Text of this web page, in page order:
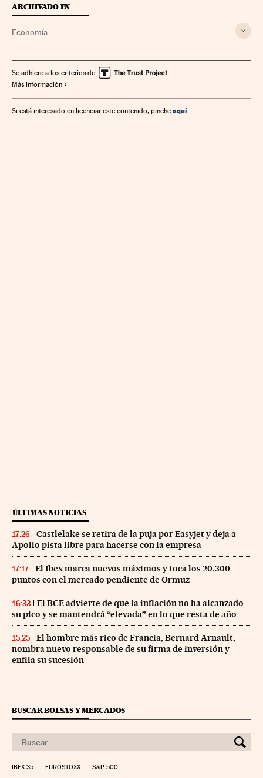
ARCHIVADO EN
Economía
Se adhiere a los criterios de
Más información
Si está interesado en licenciar este contenido, pinche aquí
ÚLTIMAS NOTICIAS
17:26
Castlelake se retira de la puja por Easyjet y deja a
Apollo pista libre para hacerse con la empresa
17:17
El Ibex marca nuevos máximos y toca los 20.300
puntos con el mercado pendiente de Ormuz
16:33
El BCE advierte de que la inflación no ha alcanzado
su pico y se mantendrá “elevada” en lo que resta de año
15:25
El hombre más rico de Francia, Bernard Arnault,
nombra nuevo responsable de su firma de inversión y
enfila su sucesión
BUSCAR BOLSAS Y MERCADOS
IBEX 35 EUROSTOXX S&P 500